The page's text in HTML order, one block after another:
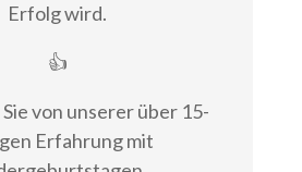
Erfolg wird.
👍
von unserer über 15-
Erfahrung mit